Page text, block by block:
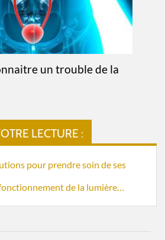
un trouble de la
LECTURE :
pour prendre soin de ses
de la lumière…